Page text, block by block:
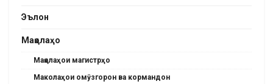
Эълон
Мақолаҳо
Мақолаҳои магистрҳо
Маколаҳои омӯзгорон ва кормандон